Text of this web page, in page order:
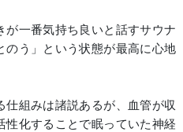
一番気持ち良いと話すサウナ
のう」という状態が最高に心地
組みは諸説あるが、血管が収
化することで眠っていた神経